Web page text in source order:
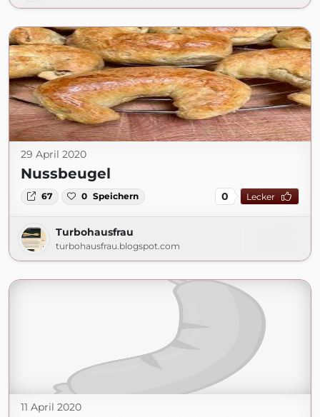
29 April 2020
Nussbeugel
67 0 Speichern 0 Lecker
Turbohausfrau
turbohausfrau.blogspot.com
11 April 2020